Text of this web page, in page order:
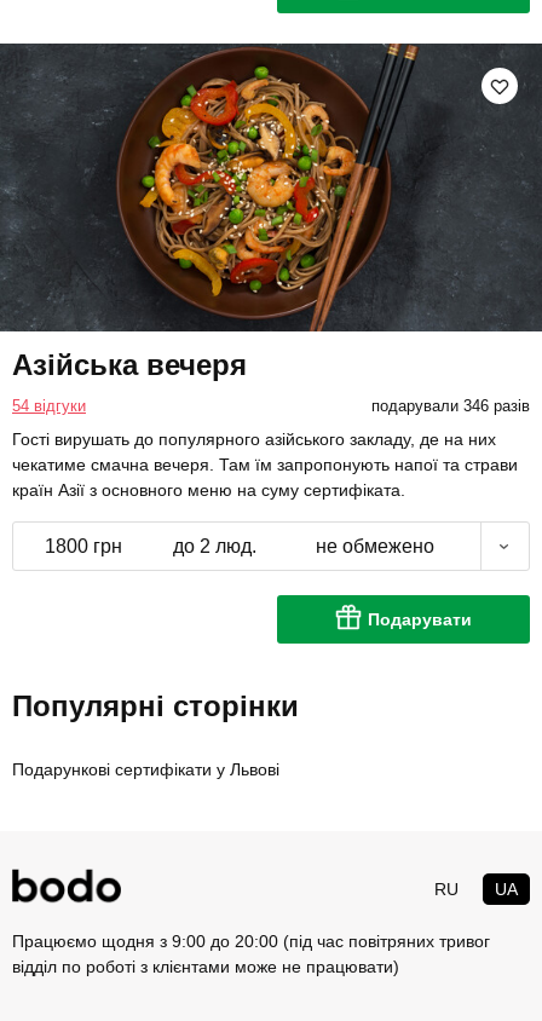
Азійська вечеря
54 відгуки подарували 346 разів
Гості вирушать до популярного азійського закладу, де на них
чекатиме смачна вечеря. Там їм запропонують напої та страви
країн Азії з основного меню на суму сертифіката.
1800 грн до 2 люд. не обмежено
Подарувати
Популярні сторінки
Подарункові сертифікати у Львові
RU UA
Працюємо щодня з 9:00 до 20:00 (під час повітряних тривог
відділ по роботі з клієнтами може не працювати)